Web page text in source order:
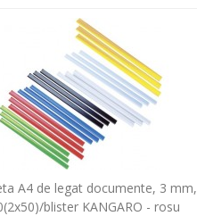
A4 de legat documente, 3 mm,
blister KANGARO - rosu